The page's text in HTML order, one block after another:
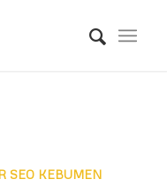
SEO KEBUMEN